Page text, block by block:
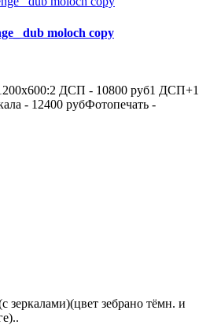
dub moloch copy
ДСП - 10800 руб1 ДСП+1
- 12400 рубФотопечать -
зебрано тёмн. и